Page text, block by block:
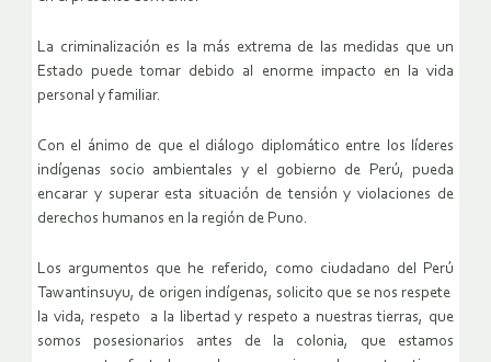
La criminalización es la más extrema de las medidas que un
Estado puede tomar debido al enorme impacto en la vida
personal y familiar.
Con el ánimo de que el diálogo diplomático entre los líderes
indígenas socio ambientales y el gobierno de Perú, pueda
encarar y superar esta situación de tensión y violaciones de
derechos humanos en la región de Puno.
Los argumentos que he referido, como ciudadano del Perú
Tawantinsuyu, de origen indígenas, solicito que se nos respete
la vida, respeto a la libertad y respeto a nuestras tierras, que
somos posesionarios antes de la colonia, que estamos